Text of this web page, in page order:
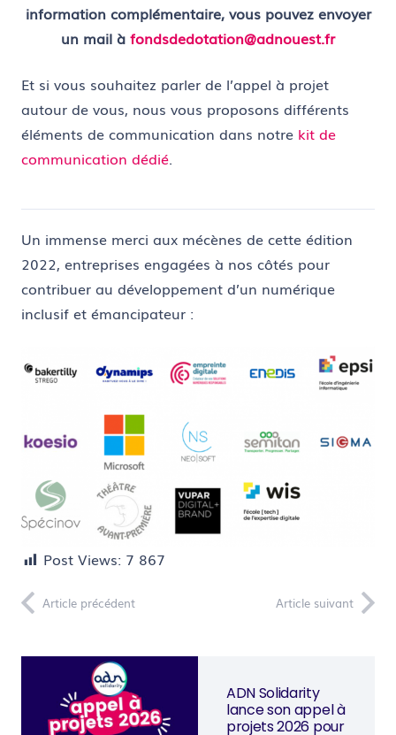
information complémentaire, vous pouvez envoyer
un mail à fondsdedotation@adnouest.fr
Et si vous souhaitez parler de l’appel à projet
autour de vous, nous vous proposons différents
éléments de communication dans notre kit de
communication dédié.
Un immense merci aux mécènes de cette édition
2022, entreprises engagées à nos côtés pour
contribuer au développement d’un numérique
inclusif et émancipateur :
Post Views: 7 867
Article précédent Article suivant
ADN Solidarity
lance son appel à
projets 2026 pour